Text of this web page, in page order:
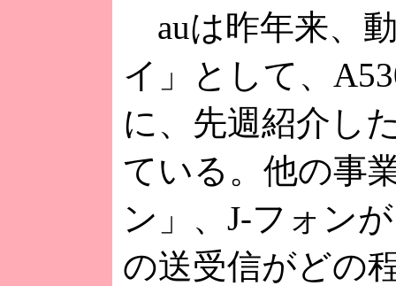
auは昨年来、
イ」として、
に、先週紹介し
ている。他の事
ン」、J-フォン
の送受信がどの